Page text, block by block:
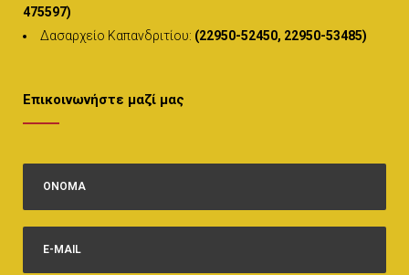
475597)
Δασαρχείο Καπανδριτίου: (22950-52450, 22950-53485)
Επικοινωνήστε μαζί μας